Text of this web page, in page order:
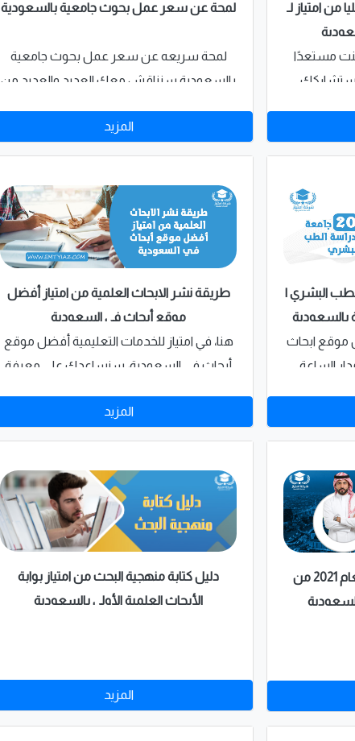
من امتياز لـ
كنت مستعدًا
التي يمكنك
الأسئلة .
لمحة عن سعر عمل بحوث جامعية بالسعودية
لمحة سريعه عن سعر عمل بحوث جامعية
بالسعودية سنناقش معك العديد والعديد من
والدكتوراة،سنساعدك في اختيار الأنسب لك.
تابع مقالنا للتعرف على الاختلافات بين مرحلة
المزيد
الطب البشري |
بالسعودية
موقع ابحاث
الساعة
الأوسط،
طريقة نشر الابحاث العلمية من امتياز أفضل
موقع أبحاث في السعودية
هنا، في امتياز للخدمات التعليمية أفضل موقع
أبحاث في السعودية، سنساعدك على معرفة
بك، كما نود التنويه أيضًا إلى أنه بإمكانك
الحصول على مساعدة في كتابة أبحاث النشر
والمراجعة والتدقيق والنشر الخاصة بنا.
المزيد
أفضل موارد التحضير لـ OET لعام 2021 من
دليل كتابة منهجية البحث من امتياز بوابة
الأبحاث العلمية الأولى بالسعودية
المزيد